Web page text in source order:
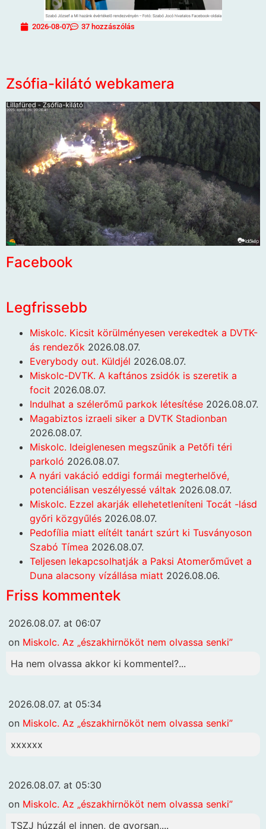
2026-08-07 37 hozzászólás
Zsófia-kilátó webkamera
Facebook
Legfrissebb
Miskolc. Kicsit körülményesen verekedtek a DVTK-
ás rendezők 2026.08.07.
Everybody out. Küldjél 2026.08.07.
Miskolc-DVTK. A kaftános zsidók is szeretik a
focit 2026.08.07.
Indulhat a szélerőmű parkok létesítése 2026.08.07.
Magabiztos izraeli siker a DVTK Stadionban
2026.08.07.
Miskolc. Ideiglenesen megszűnik a Petőfi téri
parkoló 2026.08.07.
A nyári vakáció eddigi formái megterhelővé,
potenciálisan veszélyessé váltak 2026.08.07.
Miskolc. Ezzel akarják ellehetetleníteni Tocát -lásd
győri közgyűlés 2026.08.07.
Pedofília miatt elítélt tanárt szúrt ki Tusványoson
Szabó Tímea 2026.08.07.
Teljesen lekapcsolhatják a Paksi Atomerőművet a
Duna alacsony vízállása miatt 2026.08.06.
Friss kommentek
2026.08.07. at 06:07
on Miskolc. Az „északhirnököt nem olvassa senki”
Ha nem olvassa akkor ki kommentel?...
2026.08.07. at 05:34
on Miskolc. Az „északhirnököt nem olvassa senki”
xxxxxx
2026.08.07. at 05:30
on Miskolc. Az „északhirnököt nem olvassa senki”
TSZJ húzzál el innen, de gyorsan,...